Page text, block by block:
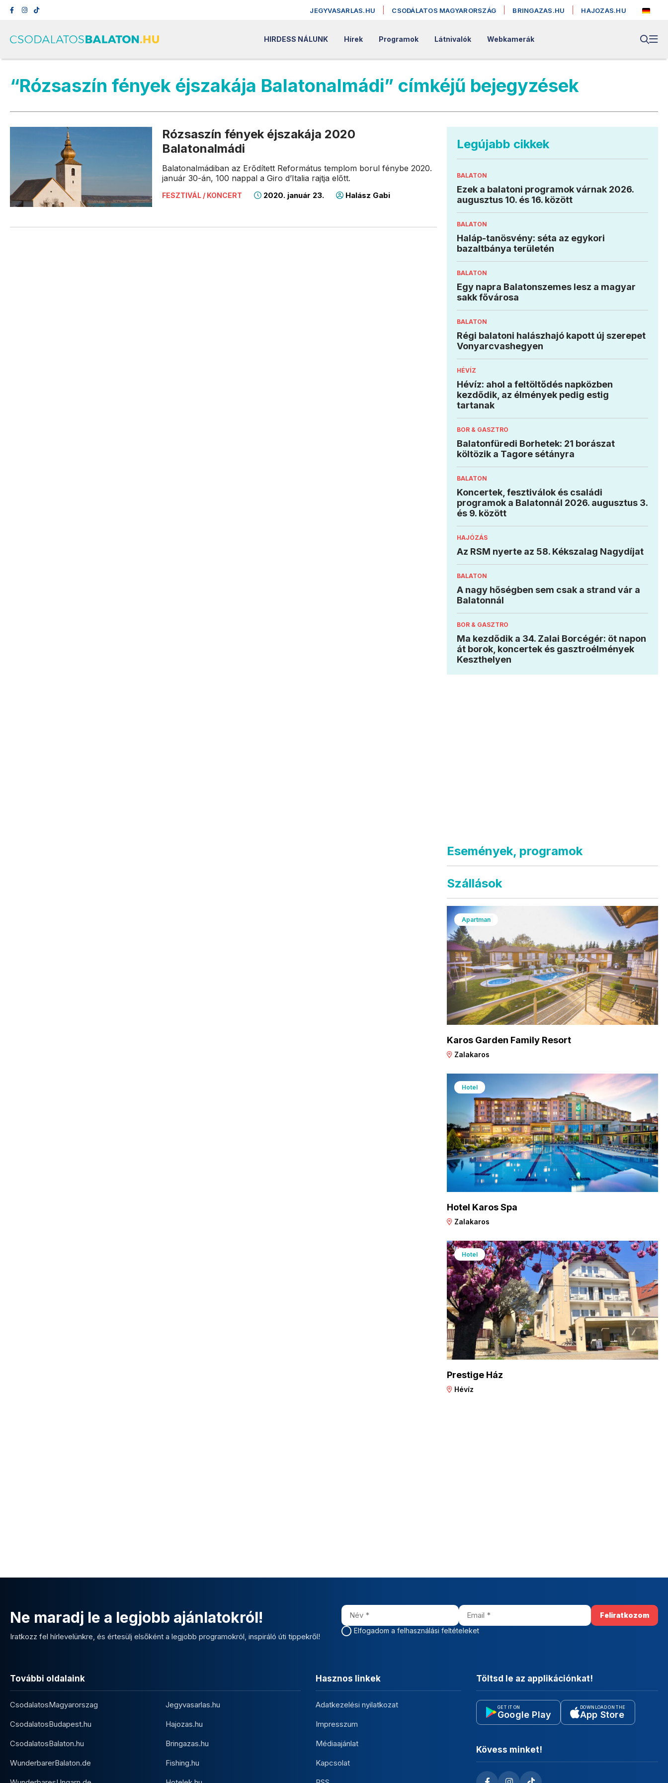
JEGYVASARLAS.HU CSODÁLATOS MAGYARORSZÁG BRINGAZAS.HU HAJOZAS.HU
HIRDESS NÁLUNK Hírek Programok Látnivalók Webkamerák
“Rózsaszín fények éjszakája Balatonalmádi” címkéjű bejegyzések
Rózsaszín fények éjszakája 2020
Balatonalmádi
Balatonalmádiban az Erődített Református templom borul fénybe 2020.
január 30-án, 100 nappal a Giro d’Italia rajtja előtt.
FESZTIVÁL / KONCERT 2020. január 23. Halász Gabi
Legújabb cikkek
BALATON
Ezek a balatoni programok várnak 2026.
augusztus 10. és 16. között
BALATON
Haláp-tanösvény: séta az egykori
bazaltbánya területén
BALATON
Egy napra Balatonszemes lesz a magyar
sakk fővárosa
BALATON
Régi balatoni halászhajó kapott új szerepet
Vonyarcvashegyen
HÉVÍZ
Hévíz: ahol a feltöltődés napközben
kezdődik, az élmények pedig estig
tartanak
BOR & GASZTRO
Balatonfüredi Borhetek: 21 borászat
költözik a Tagore sétányra
BALATON
Koncertek, fesztiválok és családi
programok a Balatonnál 2026. augusztus 3.
és 9. között
HAJÓZÁS
Az RSM nyerte az 58. Kékszalag Nagydíjat
BALATON
A nagy hőségben sem csak a strand vár a
Balatonnál
BOR & GASZTRO
Ma kezdődik a 34. Zalai Borcégér: öt napon
át borok, koncertek és gasztroélmények
Keszthelyen
Események, programok
Szállások
Apartman
Karos Garden Family Resort
Zalakaros
Hotel
Hotel Karos Spa
Zalakaros
Hotel
Prestige Ház
Hévíz
Ne maradj le a legjobb ajánlatokról!
Iratkozz fel hírlevelünkre, és értesülj elsőként a legjobb programokról, inspiráló úti tippekről!
Elfogadom a felhasználási feltételeket
További oldalaink
CsodalatosMagyarorszag
CsodalatosBudapest.hu
CsodalatosBalaton.hu
WunderbarerBalaton.de
Jegyvasarlas.hu
Hajozas.hu
Bringazas.hu
Fishing.hu
Hasznos linkek
Adatkezelési nyilatkozat
Impresszum
Médiaajánlat
Kapcsolat
Töltsd le az applikációnkat!
GET IT ON
Google Play
DOWNLOAD ON THE
App Store
Kövess minket!